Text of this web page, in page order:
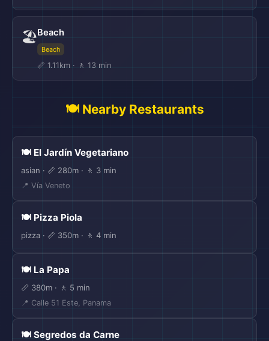
🏖️Beach
Beach
📏 1.11km · 🚶 13 min
🍽️ Nearby Restaurants
🍽️ El Jardín Vegetariano
asian · 📏 280m · 🚶 3 min
📍 Vía Veneto
🍽️ Pizza Piola
pizza · 📏 350m · 🚶 4 min
🍽️ La Papa
📏 380m · 🚶 5 min
📍 Calle 51 Este, Panama
🍽️ Segredos da Carne